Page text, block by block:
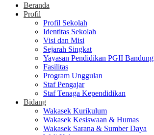
Beranda
Profil
Profil Sekolah
Identitas Sekolah
Visi dan Misi
Sejarah Singkat
Yayasan Pendidikan PGII Bandung
Fasilitas
Program Unggulan
Staf Pengajar
Staf Tenaga Kependidikan
Bidang
Wakasek Kurikulum
Wakasek Kesiswaan & Humas
Wakasek Sarana & Sumber Daya